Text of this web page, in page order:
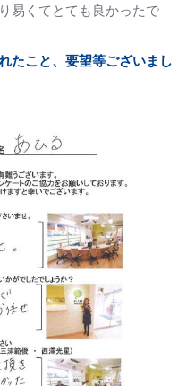
易くてとても良かったで
たこと、要望等ございまし